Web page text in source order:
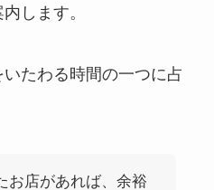
します。
たわる時間の一つに占
お店があれば、余裕